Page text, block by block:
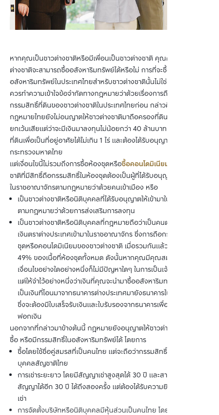
หากคุณเป็นชาวต่างชาติหรือมีเพื่อนเป็นชาวต่างชาติ คุณคงสงสัยว่าชาว
ต่างชาติจะสามารถซื้ออสังหาริมทรัพย์ได้หรือไม่ การที่จะซื้อ
อสังหาริมทรัพย์ในประเทศไทยสำหรับชาวต่างชาตินั้นไม่ใช่เรื่องยาก แต่
ควรทำความเข้าใจข้อจำกัดทางกฎหมายว่าด้วยเรื่องการถือครอง
กรรมสิทธิ์ที่ดินของชาวต่างชาติในประเทศไทยก่อน กล่าวคือ โดยหลัก
กฎหมายไทยยังไม่อนญาตให้ชาวต่างชาติมาถือครองที่ดินในประเทศไทย
ยกเว้นเสียแต่ว่าจะมีเงินมาลงทุนไม่น้อยกว่า 40 ล้านบาท สามารถซื้อ
ที่ดินเพื่อเป็นที่อยู่อาศัยได้ไม่เกิน 1 ไร่ และต้องได้รับอนุญาตจากรัฐมนตรี
กระทรวงมหาดไทย
แต่เงื่อนไขนี้ไม่รวมถึงการซื้อห้องชุดหรือซื้อคอนโดมิเนียม
ชาติที่มีสิทธิ์ถือกรรมสิทธิ์ในห้องชุดต้องเป็นผู้ที่ได้รับอนุญาตให้มีถิ่นที่อยู่
ในราชอาณาจักรตามกฎหมายว่าด้วยคนเข้าเมือง หรือ
เป็นชาวต่างชาติหรือนิติบุคคลที่ได้รับอนุญาตให้เข้ามาในราชอาณาจักร
ตามกฎหมายว่าด้วยการส่งเสริมการลงทุน
เป็นชาวต่างชาติหรือนิติบุคคลที่กฎหมายถือว่าเป็นคนต่างด้าวซึ่งนำ
เงินตราต่างประเทศเข้ามาในราชอาณาจักร ซึ่งการถือกรรมสิทธิ์ในห้อง
ชุดหรือคอนโดมิเนียมของชาวต่างชาติ เมื่อรวมกันแล้วจะต้องไม่เกิน
49% ของเนื้อที่ห้องชุดทั้งหมด ดังนั้นหากคุณมีคุณสมบัติตรงตาม
เงื่อนไขอย่างใดอย่างหนึ่งก็ไม่มีปัญหาใดๆ ในการเป็นเจ้าของห้องชุด
แต่ให้จำไว้อย่างหนึ่งว่าเงินที่คุณจะนำมาซื้ออสังหาริมทรัพย์นั้นจะต้อง
เป็นเงินที่โอนมาจากธนาคารต่างประเทศมายังธนาคารในประเทศไทย
ซึ่งจะต้องมีใบเสร็จรับเงินและใบรับรองจากธนาคารเพื่อป้องกันการ
ฟอกเงิน
นอกจากที่กล่าวมาข้างต้นนี้ กฎหมายยังอนุญาตให้ชาวต่างชาติสามารถ
ซื้อ หรือมีกรรมสิทธิ์ในอสังหาริมทรัพย์ได้ โดยการ
ซื้อโดยใช้ชื่อคู่สมรสที่เป็นคนไทย แต่จะถือว่ากรรมสิทธิ์จะเป็นของ
บุคคลสัญชาติไทย
การเช่าระยะยาว โดยมีสัญญาเช่าสูงสุดได้ 30 ปี และสามารถต่อ
สัญญาได้อีก 30 ปี ได้ถึงสองครั้ง แต่ต้องได้รับความยินยอมจากผู้ให้
เช่า
การจัดตั้งบริษัทหรือนิติบุคคลมีหุ้นส่วนเป็นคนไทย โดยชาวต่างชาติ